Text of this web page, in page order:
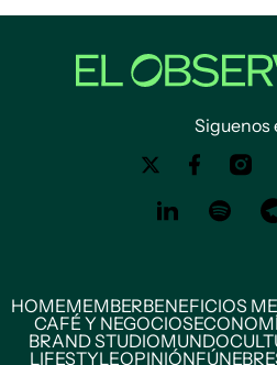
Siguenos
HOMEMEMBERBENEFICIOS
CAFÉ Y NEGOCIOS
BRAND STUDIOMUNDO
LIFESTYLEOPINIÓN